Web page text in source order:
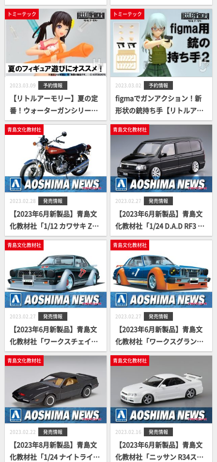
イラインGT-R カスタムホイ
ール(クリスタルホワイト)」
イラインGT-R カスタムホイ
ール(ガングレーメタリッ
ク)」
トミーテック
2023.03.09 予約情報
【リトルアーモリー】夏の定
番！ウォーターガンシリーズ
に「対戦車風ペットボトルロ
ケット」が登場！
トミーテック
2023.03.02 予約情報
figmaでガンアクション！新
形状の銃持ち手【リトルアー
モリー】銃の持ち手２ ハンド
ガンセットが登場！
青島文化教材社
2023.02.28 発売情報
【2023年6月新製品】青島文
化教材社「1/12 カワサキ Z2 7
50RS '73 カスタム」
青島文化教材社
2023.02.27 発売情報
【2023年6月新製品】青島文
化教材社「1/24 D.A.D RF3 ス
テップワゴン '01（ホン
ダ）」
青島文化教材社
2023.02.27 発売情報
【2023年6月新製品】青島文
化教材社「ワークスチェイサ
ーSGS」
青島文化教材社
2023.02.27 発売情報
【2023年6月新製品】青島文
化教材社「ワークスグランデ
マークⅡ」
青島文化教材社
2023.02.22 発売情報
【2023年8月新製品】青島文
化教材社「1/24 ナイトライダ
青島文化教材社
2023.02.16 発売情報
【2023年6月新製品】青島文
化教材社「ニッサン R34スカ